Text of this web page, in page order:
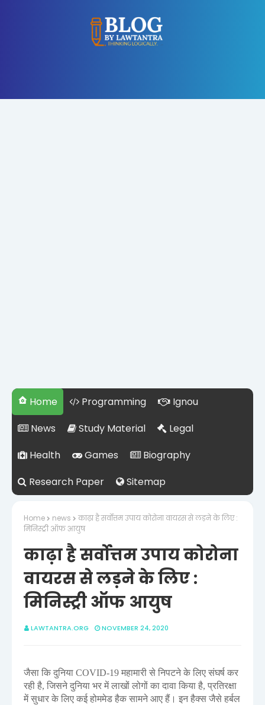
Home Programming
Ignou
News
Study Material
Legal
Health
Games
Biography
Research Paper
Sitemap
Home news
काढ़ा है सर्वोत्तम उपाय कोरोना वायरस से लड़ने के लिए :
मिनिस्ट्री ऑफ आयुष
काढ़ा है सर्वोत्तम उपाय कोरोना
वायरस से लड़ने के लिए :
मिनिस्ट्री ऑफ आयुष
LAWTANTRA.ORG NOVEMBER 24, 2020
जैसा कि दुनिया COVID-19 महामारी से निपटने के लिए संघर्ष कर
रही है, जिसने दुनिया भर में लाखों लोगों का दावा किया है, प्रतिरक्षा
में सुधार के लिए कई होममेड हैक सामने आए हैं। इन हैक्स जैसे हर्बल